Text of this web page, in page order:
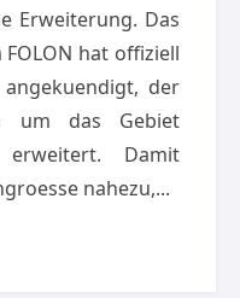
Erweiterung. Das
hat offiziell
der
um das Gebiet
Damit
nahezu,...